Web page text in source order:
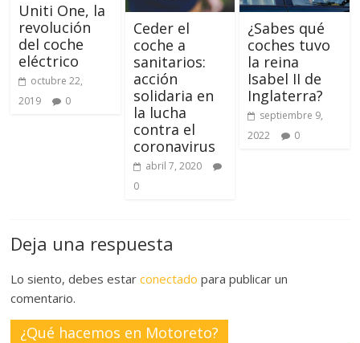
Uniti One, la
revolución
del coche
eléctrico
octubre 22,
2019
0
Ceder el
coche a
sanitarios:
acción
solidaria en
la lucha
contra el
coronavirus
abril 7, 2020
0
¿Sabes qué
coches tuvo
la reina
Isabel II de
Inglaterra?
septiembre 9,
2022
0
Deja una respuesta
Lo siento, debes estarconectado para publicar un
comentario.
¿Qué hacemos en Motoreto?